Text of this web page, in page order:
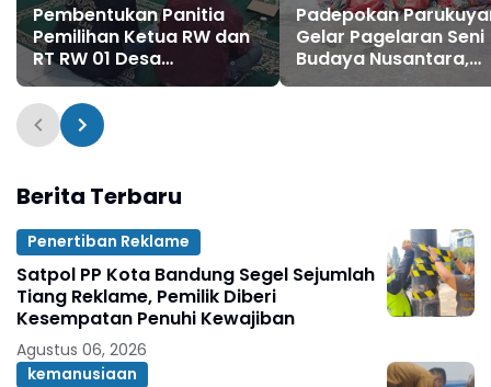
Pembentukan Panitia
Pemilihan Ketua RW dan
RT RW 01 Desa
Bojongsoang Digelar di
Masjid An-Nur
Padepokan
Gelar Pagelaran Seni
Budaya Nusantara,
Perkuat Persatuan
Berita Terbaru
Penertiban Reklame
Satpol PP Kota Bandung Segel Sejumlah
Tiang Reklame, Pemilik Diberi
Kesempatan Penuhi Kewajiban
Agustus 06, 2026
kemanusiaan